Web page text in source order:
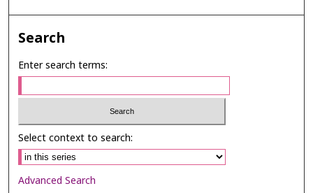
Search
Enter search terms:
Select context to search:
Advanced Search